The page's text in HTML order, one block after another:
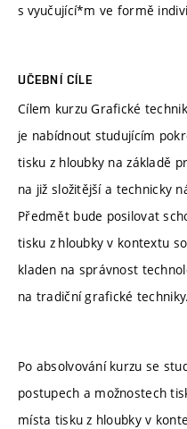
s vyučující*m ve formě
UČEBNÍ CÍLE
Cílem kurzu Grafické
je nabídnout studujícím
tisku z hloubky na základě
na již složitější a technicky
Předmět bude posilovat
tisku z hloubky v kontextu
kladen na správnost
na tradiční grafické
Po absolvování kurzu se
postupech a možnostech
místa tisku z hloubky v